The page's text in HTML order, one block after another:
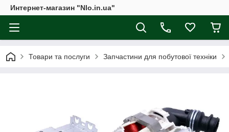
Интернет-магазин "Nlo.in.ua"
Товари та послуги Запчастини для побутової техніки